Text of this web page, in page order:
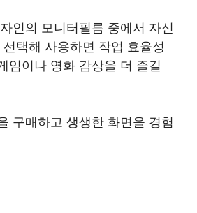
인의 모니터필름 중에서 자신
택해 사용하면 작업 효율성
임이나 영화 감상을 더 즐길
구매하고 생생한 화면을 경험